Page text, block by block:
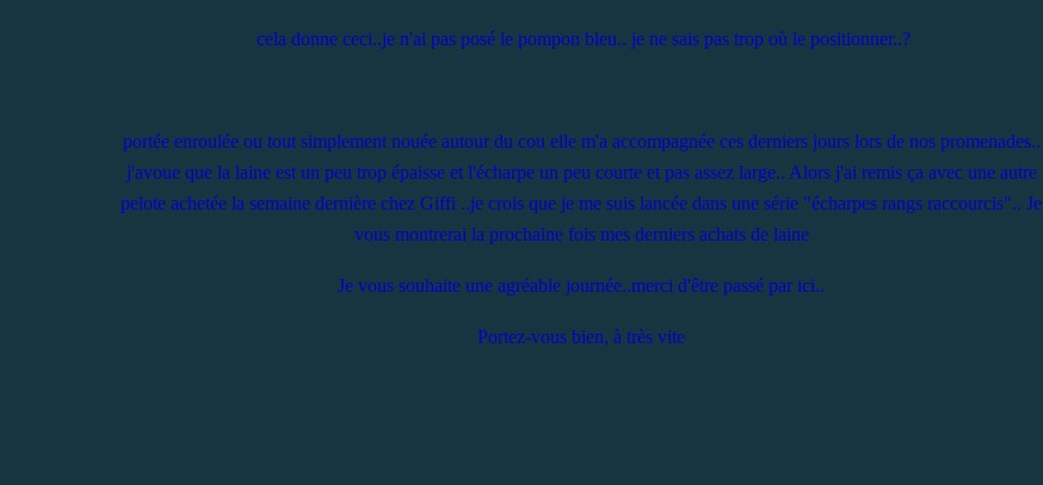
cela donne ceci..je n'ai pas posé le pompon bleu.. je ne sais pas trop où le positionner..?
portée enroulée ou tout simplement nouée autour du cou elle m'a accompagnée ces derniers jours lors de nos promenades..
j'avoue que la laine est un peu trop épaisse et l'écharpe un peu courte et pas assez large.. Alors j'ai remis ça avec une autre
pelote achetée la semaine dernière chez Giffi ..je crois que je me suis lancée dans une série "écharpes rangs raccourcis".. Je
vous montrerai la prochaine fois mes derniers achats de laine
Je vous souhaite une agréable journée..merci d'être passé par ici..
Portez-vous bien, à très vite